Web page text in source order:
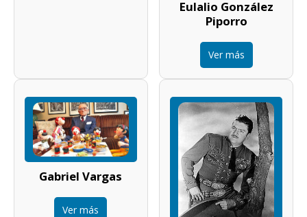
Eulalio González
Piporro
Ver más
Gabriel Vargas
Ver más